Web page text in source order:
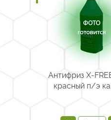
Антифриз X-
красный п/э